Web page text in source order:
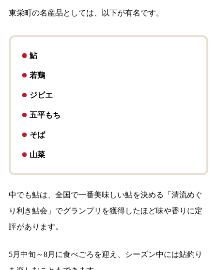
東栄町の名産品としては、以下が有名です。
鮎
若鶏
ジビエ
五平もち
そば
山菜
中でも鮎は、全国で一番美味しい鮎を決める「清流めぐ
り利き鮎会」でグランプリを獲得したほど味や香りに定
評があります。
5月中旬～8月に食べごろを迎え、シーズン中には鮎釣り